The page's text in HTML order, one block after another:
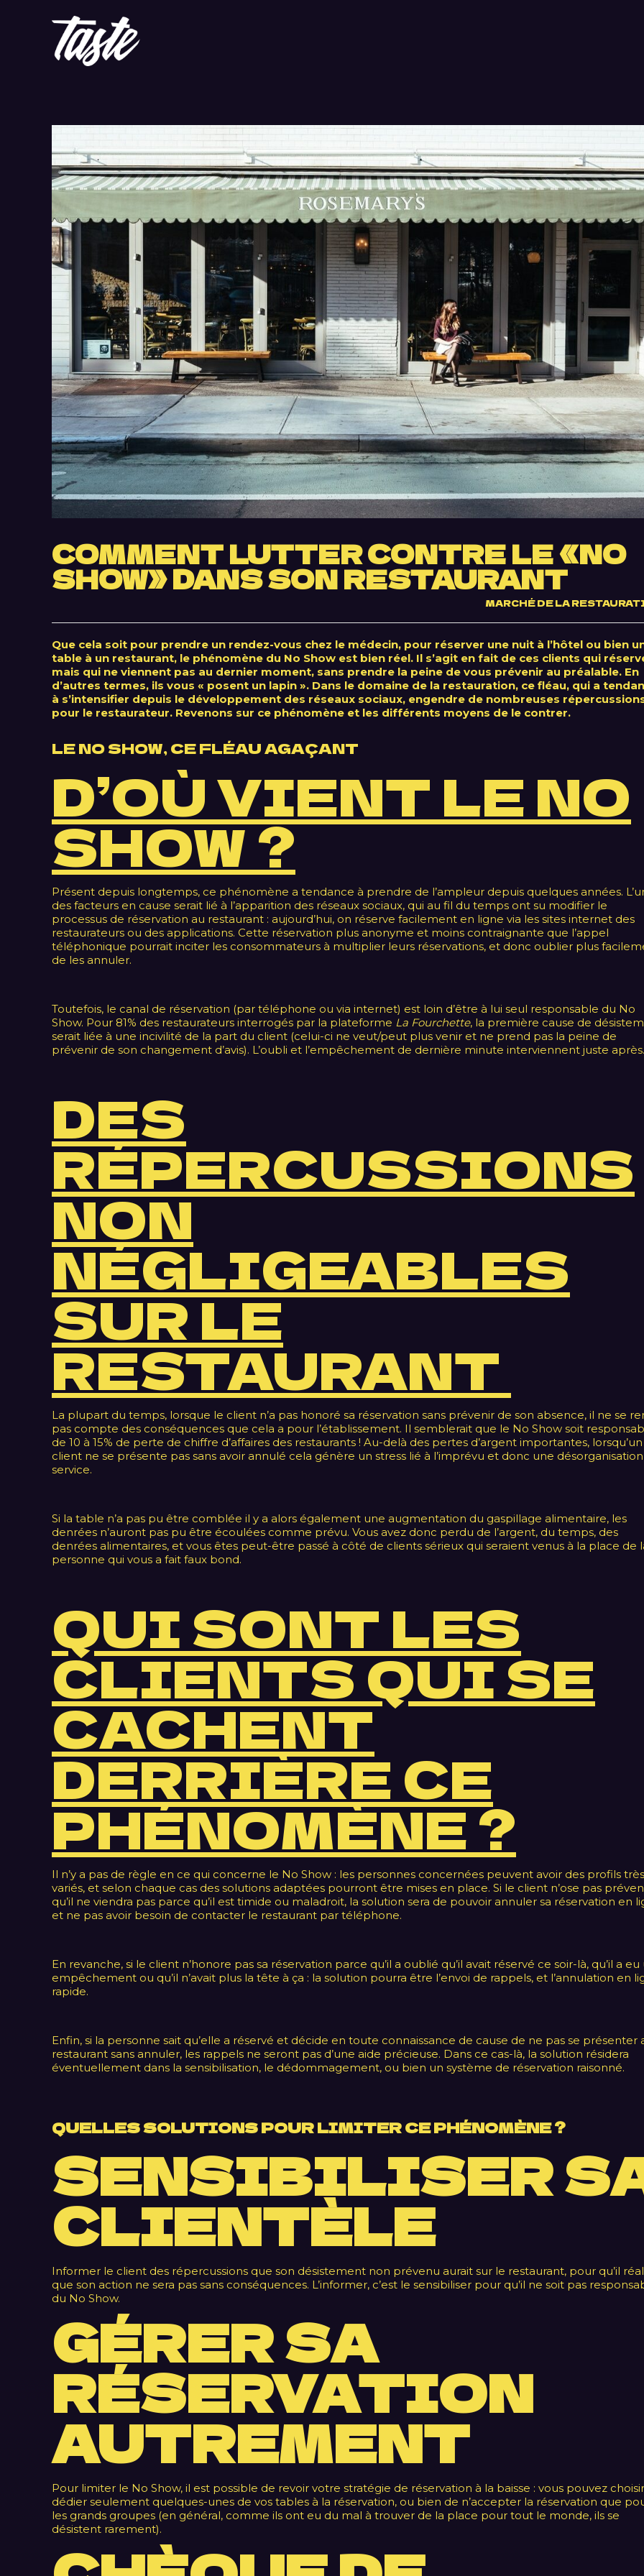
COMMENT LUTTER CONTRE LE «NO
SHOW» DANS SON RESTAURANT
MARCHÉ DE LA
Que cela soit pour prendre un rendez-vous chez le médecin, pour réserver une nuit à l’hôtel ou bien
table à un restaurant, le phénomène du No Show est bien réel. Il s’agit en fait de ces clients qui
mais qui ne viennent pas au dernier moment, sans prendre la peine de vous prévenir au préalable. En
d’autres termes, ils vous « posent un lapin ». Dans le domaine de la restauration, ce fléau, qui a
à s’intensifier depuis le développement des réseaux sociaux, engendre de nombreuses
pour le restaurateur. Revenons sur ce phénomène et les différents moyens de le contrer.
LE NO SHOW, CE FLÉAU AGAÇANT
D’OÙ VIENT LE NO
SHOW ?
Présent depuis longtemps, ce phénomène a tendance à prendre de l’ampleur depuis quelques années.
des facteurs en cause serait lié à l’apparition des réseaux sociaux, qui au fil du temps ont su modifier le
processus de réservation au restaurant : aujourd’hui, on réserve facilement en ligne via les sites internet des
restaurateurs ou des applications. Cette réservation plus anonyme et moins contraignante que l’appel
téléphonique pourrait inciter les consommateurs à multiplier leurs réservations, et donc oublier plus
de les annuler.
Toutefois, le canal de réservation (par téléphone ou via internet) est loin d’être à lui seul responsable du No
Show. Pour 81% des restaurateurs interrogés par la plateforme La Fourchette, la première cause de
serait liée à une incivilité de la part du client (celui-ci ne veut/peut plus venir et ne prend pas la peine de
prévenir de son changement d’avis). L’oubli et l’empêchement de dernière minute interviennent juste après.
DES
RÉPERCUSSIONS
NON
NÉGLIGEABLES
SUR LE
RESTAURANT
La plupart du temps, lorsque le client n’a pas honoré sa réservation sans prévenir de son absence, il ne se
pas compte des conséquences que cela a pour l’établissement. Il semblerait que le No Show soit
de 10 à 15% de perte de chiffre d’affaires des restaurants ! Au-delà des pertes d’argent importantes, lorsqu’un
client ne se présente pas sans avoir annulé cela génère un stress lié à l’imprévu et donc une
service.
Si la table n’a pas pu être comblée il y a alors également une augmentation du gaspillage alimentaire, les
denrées n’auront pas pu être écoulées comme prévu. Vous avez donc perdu de l’argent, du temps, des
denrées alimentaires, et vous êtes peut-être passé à côté de clients sérieux qui seraient venus à la place de
personne qui vous a fait faux bond.
QUI SONT LES
CLIENTS QUI SE
CACHENT
DERRIÈRE CE
PHÉNOMÈNE ?
Il n’y a pas de règle en ce qui concerne le No Show : les personnes concernées peuvent avoir des profils très
variés, et selon chaque cas des solutions adaptées pourront être mises en place. Si le client n’ose pas
qu’il ne viendra pas parce qu’il est timide ou maladroit, la solution sera de pouvoir annuler sa réservation en
et ne pas avoir besoin de contacter le restaurant par téléphone.
En revanche, si le client n’honore pas sa réservation parce qu’il a oublié qu’il avait réservé ce soir-là, qu’il a eu
empêchement ou qu’il n’avait plus la tête à ça : la solution pourra être l’envoi de rappels, et l’annulation en
rapide.
Enfin, si la personne sait qu’elle a réservé et décide en toute connaissance de cause de ne pas se présenter
restaurant sans annuler, les rappels ne seront pas d’une aide précieuse. Dans ce cas-là, la solution résidera
éventuellement dans la sensibilisation, le dédommagement, ou bien un système de réservation raisonné.
QUELLES SOLUTIONS POUR LIMITER CE PHÉNOMÈNE ?
SENSIBILISER
CLIENTÈLE
Informer le client des répercussions que son désistement non prévenu aurait sur le restaurant, pour qu’il
que son action ne sera pas sans conséquences. L’informer, c’est le sensibiliser pour qu’il ne soit pas
du No Show.
GÉRER SA
RÉSERVATION
AUTREMENT
Pour limiter le No Show, il est possible de revoir votre stratégie de réservation à la baisse : vous pouvez
dédier seulement quelques-unes de vos tables à la réservation, ou bien de n’accepter la réservation que
les grands groupes (en général, comme ils ont eu du mal à trouver de la place pour tout le monde, ils se
désistent rarement).